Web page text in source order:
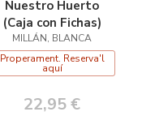
Nuestro Huerto
(Caja con Fichas)
MILLÁN, BLANCA
Properament. Reserva'l
aquí
22,95 €